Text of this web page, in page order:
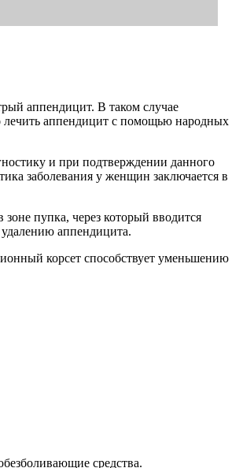
аппендицит. В таком случае
лечить аппендицит с помощью народных
и при подтверждении данного
заболевания у женщин заключается в
пупка, через который вводится
удалению аппендицита.
корсет способствует уменьшению
средства.